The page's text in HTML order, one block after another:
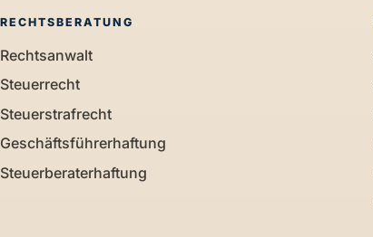
RECHTSBERATUNG
Rechtsanwalt
Steuerrecht
Steuerstrafrecht
Geschäftsführerhaftung
Steuerberaterhaftung